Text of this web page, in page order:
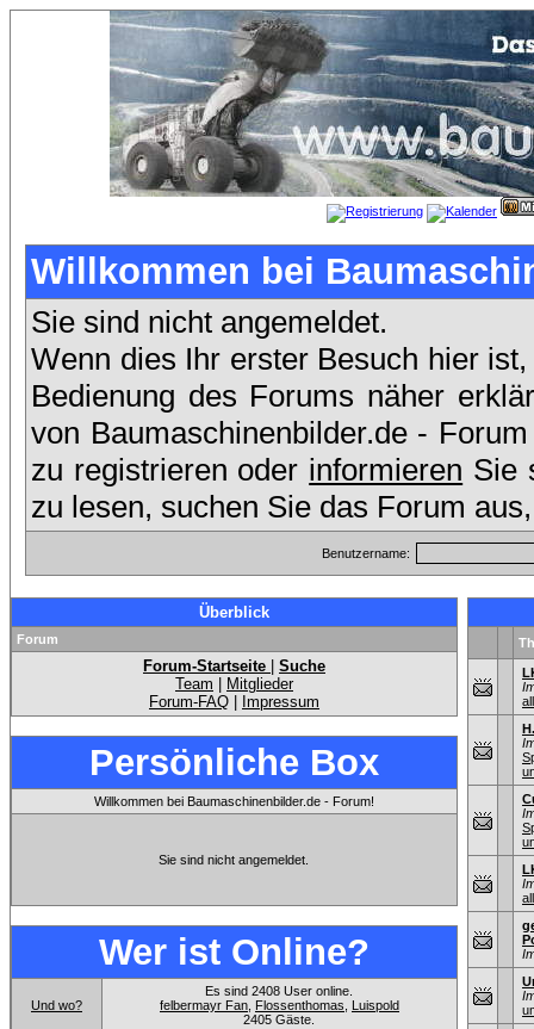
Willkommen bei
Sie sind nicht angemeldet.
Wenn dies Ihr erster Besuch hier
Bedienung des Forums näher
von Baumaschinenbilder.de -
zu registrieren oder informieren Sie
zu lesen, suchen Sie das Forum
Benutzername:
Überblick
Forum
Forum-Startseite
Suche
Team
Mitglieder
Forum-FAQ
Impressum
Persönliche Box
Willkommen bei Baumaschinenbilder.de - Forum!
Sie sind nicht angemeldet.
Wer ist Online?
Und wo?
Es sind 2408 User online.
felbermayr Fan Flossenthomas
Luispold
2405 Gäste.